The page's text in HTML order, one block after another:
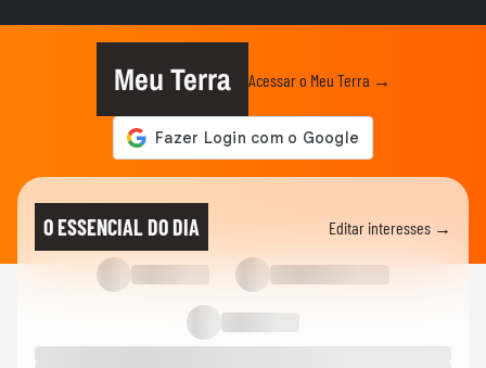
'Mudou a minha vida': Shawn Mendes se
declara para Bruna...
‘Caminhão-pipa de bençãos’: padre viraliza
ao abençoar fiéis com...
MEU SONORA
Ana Castela fala sobre cenas de beijo em
novela: ‘Gostei da...
Meu Terra Acessar o Meu Terra →
O ESSENCIAL DO DIA Editar interesses →